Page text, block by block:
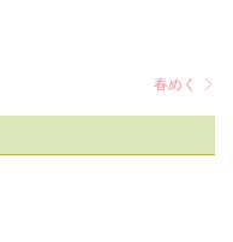
春めく